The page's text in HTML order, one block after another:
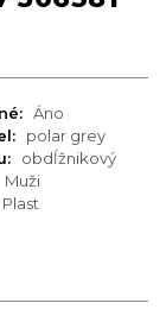
Áno
polar grey
obdĺžnikový
Muži
Plast